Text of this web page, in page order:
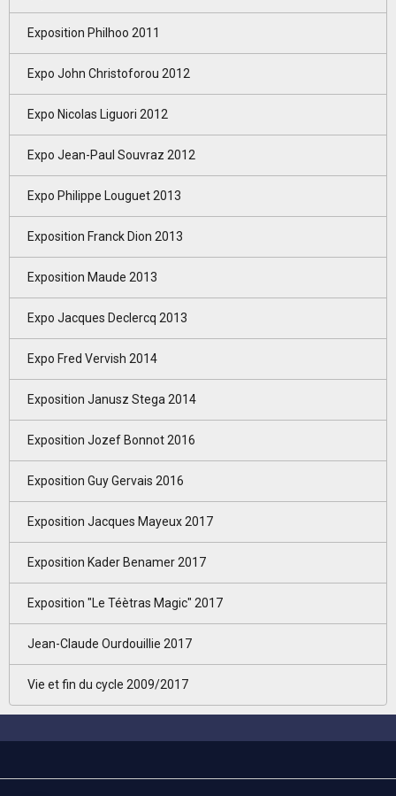
Exposition Philhoo 2011
Expo John Christoforou 2012
Expo Nicolas Liguori 2012
Expo Jean-Paul Souvraz 2012
Expo Philippe Louguet 2013
Exposition Franck Dion 2013
Exposition Maude 2013
Expo Jacques Declercq 2013
Expo Fred Vervish 2014
Exposition Janusz Stega 2014
Exposition Jozef Bonnot 2016
Exposition Guy Gervais 2016
Exposition Jacques Mayeux 2017
Exposition Kader Benamer 2017
Exposition "Le Téètras Magic" 2017
Jean-Claude Ourdouillie 2017
Vie et fin du cycle 2009/2017